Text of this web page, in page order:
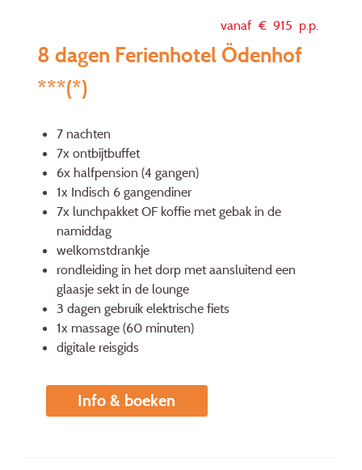
vanaf € 915 p.p.
8 dagen Ferienhotel Ödenhof
***(*)
7 nachten
7x ontbijtbuffet
6x halfpension (4 gangen)
1x Indisch 6 gangendiner
7x lunchpakket OF koffie met gebak in de
namiddag
welkomstdrankje
rondleiding in het dorp met aansluitend een
glaasje sekt in de lounge
3 dagen gebruik elektrische fiets
1x massage (60 minuten)
digitale reisgids
Info & boeken